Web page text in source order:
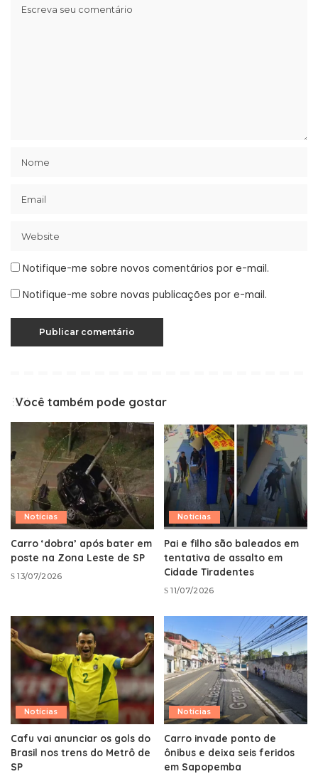
Notifique-me sobre novos comentários por e-mail.
Notifique-me sobre novas publicações por e-mail.
Você também pode gostar
Notícias
Carro ‘dobra’ após bater em
poste na Zona Leste de SP
13/07/2026
Notícias
Pai e filho são baleados em
tentativa de assalto em
Cidade Tiradentes
11/07/2026
Notícias
Cafu vai anunciar os gols do
Brasil nos trens do Metrô de
SP
Notícias
Carro invade ponto de
ônibus e deixa seis feridos
em Sapopemba